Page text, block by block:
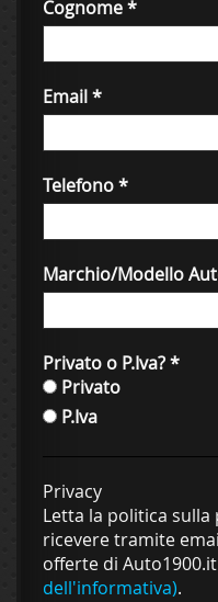
Cognome*
Email*
Telefono*
Marchio/Modello
Privato o P.Iva?*
Privato
P.Iva
Privacy
Letta la politica sulla
ricevere tramite
offerte di Auto1900.it
dell'informativa).